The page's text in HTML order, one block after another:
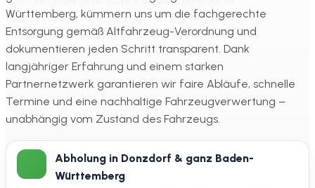
Württemberg, kümmern uns um die fachgerechte
Entsorgung gemäß Altfahrzeug-Verordnung und
dokumentieren jeden Schritt transparent. Dank
langjähriger Erfahrung und einem starken
Partnernetzwerk garantieren wir faire Abläufe, schnelle
Termine und eine nachhaltige Fahrzeugverwertung –
unabhängig vom Zustand des Fahrzeugs.
Abholung in Donzdorf & ganz Baden-
Württemberg